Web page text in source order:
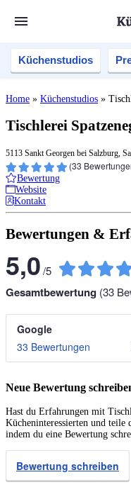
Küchenstudios
Home » Küchenstudios »
Tischlerei
5113 Sankt Georgen bei Salzburg,
(33
Bewertung
Website
Kontakt
Bewertungen &
5,0/5
Gesamtbewertung (33
Google
33 Bewertungen
Neue Bewertung
Hast du Erfahrungen mit
Kücheninteressierten und teile
indem du eine Bewertung
Bewertung schreiben